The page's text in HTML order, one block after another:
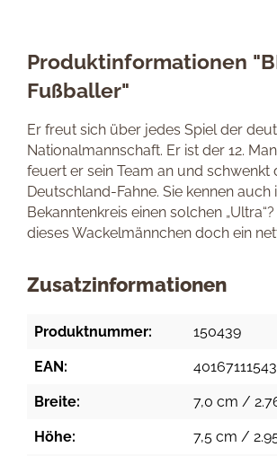
Produktinformationen
Fußballer"
Er freut sich über jedes Spiel der
Nationalmannschaft. Er ist der 12.
feuert er sein Team an und schwenkt
Deutschland-Fahne. Sie kennen auch
Bekanntenkreis einen solchen
dieses Wackelmännchen doch ein
Zusatzinformationen
Produktnummer: 150439
EAN:
Breite: 7,0 cm /
Höhe: 7,5 cm /